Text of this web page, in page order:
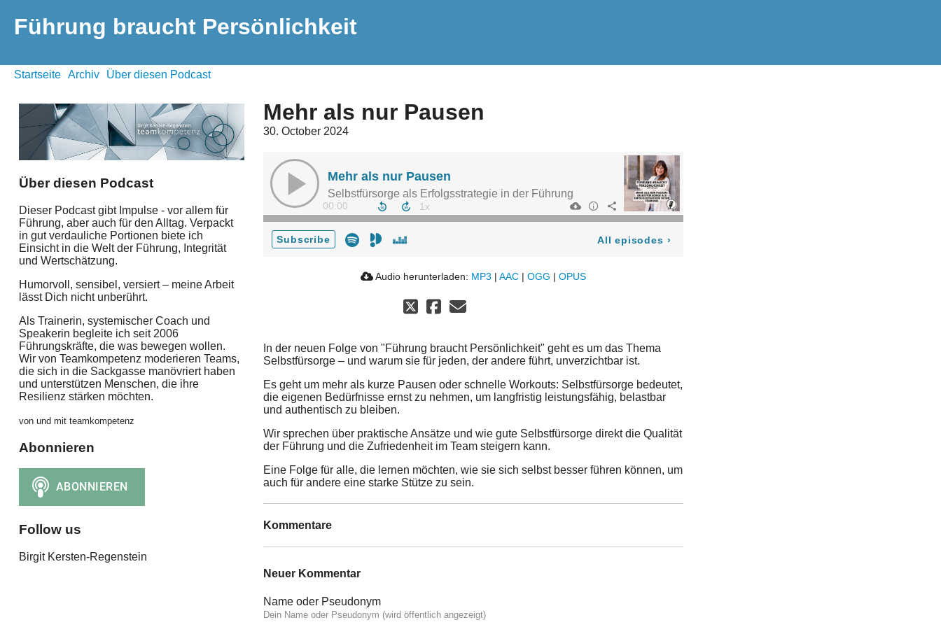
Führung braucht Persönlichkeit
Startseite Archiv Über diesen Podcast
Über diesen Podcast
Dieser Podcast gibt Impulse - vor allem für
Führung, aber auch für den Alltag. Verpackt
in gut verdauliche Portionen biete ich
Einsicht in die Welt der Führung, Integrität
und Wertschätzung.
Humorvoll, sensibel, versiert – meine Arbeit
lässt Dich nicht unberührt.
Als Trainerin, systemischer Coach und
Speakerin begleite ich seit 2006
Führungskräfte, die was bewegen wollen.
Wir von Teamkompetenz moderieren Teams,
die sich in die Sackgasse manövriert haben
und unterstützen Menschen, die ihre
Resilienz stärken möchten.
von und mit teamkompetenz
Abonnieren
Follow us
Birgit Kersten-Regenstein
Mehr als nur Pausen
30. October 2024
Mehr als nur Pausen
Selbstfürsorge als Erfolgsstrategie in der Führung
00:00
Subscribe All episodes ›
Audio herunterladen: MP3 |AAC |OGG |OPUS
In der neuen Folge von "Führung braucht Persönlichkeit" geht es um das Thema
Selbstfürsorge – und warum sie für jeden, der andere führt, unverzichtbar ist.
Es geht um mehr als kurze Pausen oder schnelle Workouts: Selbstfürsorge bedeutet,
die eigenen Bedürfnisse ernst zu nehmen, um langfristig leistungsfähig, belastbar
und authentisch zu bleiben.
Wir sprechen über praktische Ansätze und wie gute Selbstfürsorge direkt die Qualität
der Führung und die Zufriedenheit im Team steigern kann.
Eine Folge für alle, die lernen möchten, wie sie sich selbst besser führen können, um
auch für andere eine starke Stütze zu sein.
Kommentare
Neuer Kommentar
Name oder Pseudonym
Dein Name oder Pseudonym (wird öffentlich angezeigt)